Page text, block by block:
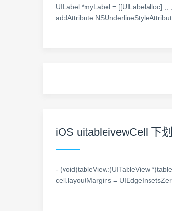
UILabel *myLabel = [[UILabelalloc]
iOS uitableivewCell 下
- (void)tableView:(UITableView
cell.layoutMargins =